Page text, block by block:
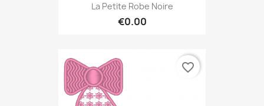
La Petite Robe Noire
€0.00
favorite_border